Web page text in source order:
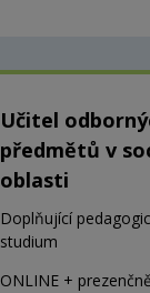
Učitel
předmětů v
oblasti
Doplňující
studium
ONLINE + prezenčně